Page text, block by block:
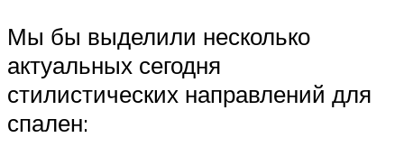
Мы бы выделили несколько
актуальных сегодня
стилистических направлений для
спален: